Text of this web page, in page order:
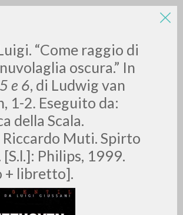
“Come raggio di
oscura.” In
e 6, di Ludwig van
1-2. Eseguito da:
della Scala.
Muti. Spirto
Philips, 1999.
+ libretto].
LUIGI
scritti